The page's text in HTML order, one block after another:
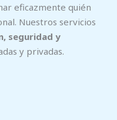
eficazmente quién
Nuestros servicios
seguridad y
y privadas.